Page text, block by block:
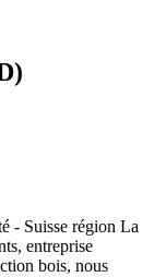
- Suisse région La
entreprise
bois, nous